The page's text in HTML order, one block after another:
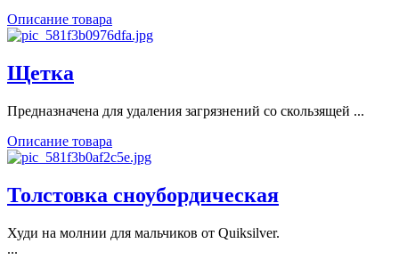
Описание товара
Щетка
Предназначена для удаления загрязнений со скользящей ...
Описание товара
Толстовка сноубордическая
Худи на молнии для мальчиков от Quiksilver.
...